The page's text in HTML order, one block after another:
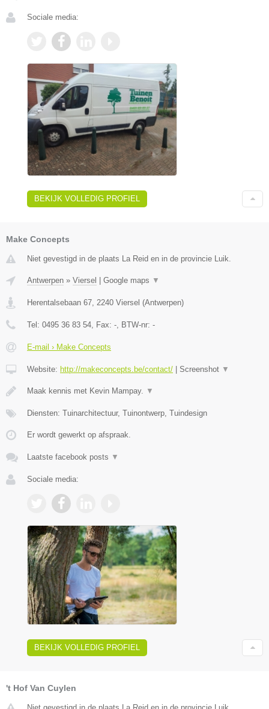
Sociale media:
BEKIJK VOLLEDIG PROFIEL
Make Concepts
Niet gevestigd in de plaats La Reid en in de provincie Luik.
Antwerpen » Viersel | Google maps ▼
Herentalsebaan 67 2240 Viersel (Antwerpen)
Tel: 0495 36 83 54 , Fax: - , BTW-nr: -
E-mail › Make Concepts
Website: http://makeconcepts.be/contact/ | Screenshot ▼
Maak kennis met Kevin Mampay. ▼
Diensten: Tuinarchitectuur, Tuinontwerp, Tuindesign
Er wordt gewerkt op afspraak.
Laatste facebook posts ▼
Sociale media:
BEKIJK VOLLEDIG PROFIEL
't Hof Van Cuylen